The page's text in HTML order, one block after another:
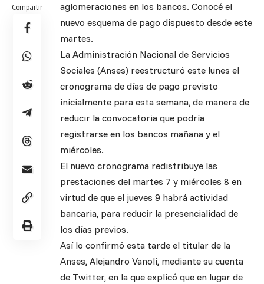
Compartir
aglomeraciones en los bancos. Conocé el
nuevo esquema de pago dispuesto desde este
martes.
La Administración Nacional de Servicios
Sociales (Anses) reestructuró este lunes el
cronograma de días de pago previsto
inicialmente para esta semana, de manera de
reducir la convocatoria que podría
registrarse en los bancos mañana y el
miércoles.
El nuevo cronograma redistribuye las
prestaciones del martes 7 y miércoles 8 en
virtud de que el jueves 9 habrá actividad
bancaria, para reducir la presencialidad de
los días previos.
Así lo confirmó esta tarde el titular de la
Anses, Alejandro Vanoli, mediante su cuenta
de Twitter, en la que explicó que en lugar de